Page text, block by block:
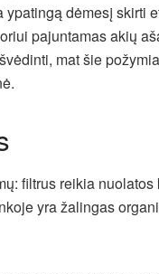
dėmesį skirti
pajuntamas akių
mat šie
filtrus reikia
yra žalingas